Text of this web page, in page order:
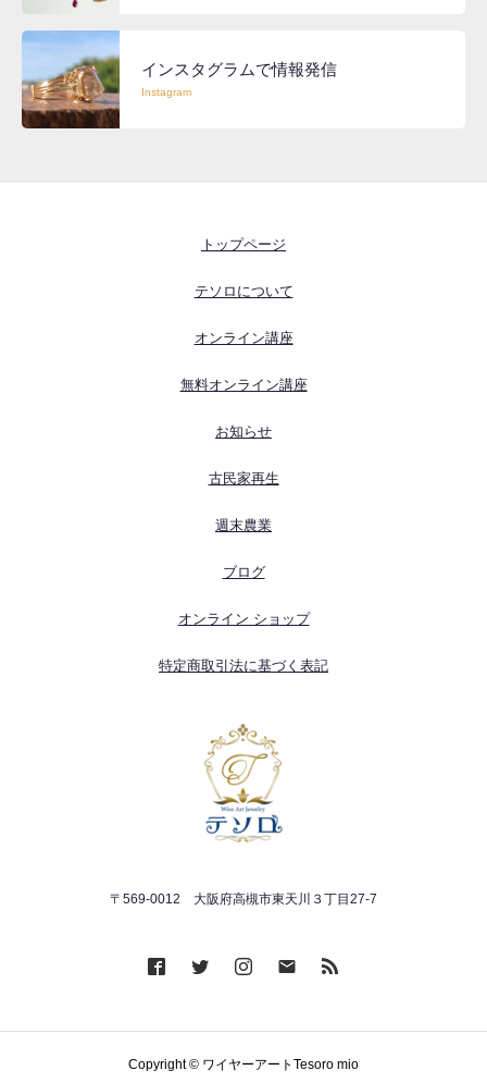
インスタグラムで情報発信
Instagram
トップページ
テソロについて
オンライン講座
無料オンライン講座
お知らせ
古民家再生
週末農業
ブログ
オンライン ショップ
特定商取引法に基づく表記
〒569-0012 大阪府高槻市東天川３丁目27-7
Copyright © ワイヤーアートTesoro mio